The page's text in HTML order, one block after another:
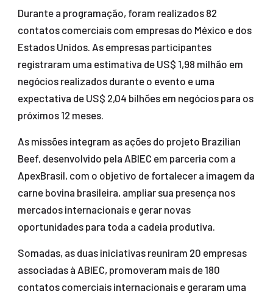
Durante a programação, foram realizados 82
contatos comerciais com empresas do México e dos
Estados Unidos. As empresas participantes
registraram uma estimativa de US$ 1,98 milhão em
negócios realizados durante o evento e uma
expectativa de US$ 2,04 bilhões em negócios para os
próximos 12 meses.
As missões integram as ações do projeto Brazilian
Beef, desenvolvido pela ABIEC em parceria com a
ApexBrasil, com o objetivo de fortalecer a imagem da
carne bovina brasileira, ampliar sua presença nos
mercados internacionais e gerar novas
oportunidades para toda a cadeia produtiva.
Somadas, as duas iniciativas reuniram 20 empresas
associadas à ABIEC, promoveram mais de 180
contatos comerciais internacionais e geraram uma